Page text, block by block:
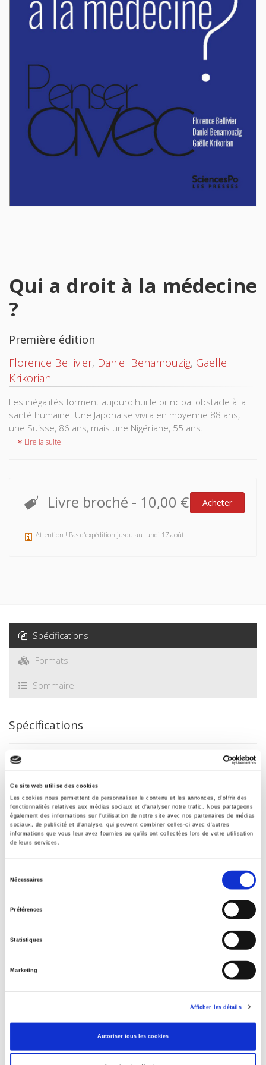
Ce site web utilise des cookies
Les cookies nous permettent de personnaliser le contenu et les annonces, d'offrir des
fonctionnalités relatives aux médias sociaux et d'analyser notre trafic. Nous partageons
également des informations sur l'utilisation de notre site avec nos partenaires de médias
sociaux, de publicité et d'analyse, qui peuvent combiner celles-ci avec d'autres
informations que vous leur avez fournies ou qu'ils ont collectées lors de votre utilisation
de leurs services.
Nécessaires
Préférences
Statistiques
Marketing
Afficher les détails
Autoriser tous les cookies
Qui a droit à la médecine
?
Première édition
Florence Bellivier, Daniel Benamouzig, Gaëlle
Krikorian
Les inégalités forment aujourd'hui le principal obstacle à la
santé humaine. Une Japonaise vivra en moyenne 88 ans,
une Suisse, 86 ans, mais une Nigériane, 55 ans.
Lire la suite
Livre broché - 10,00 € Acheter
Attention ! Pas d'expédition jusqu'au lundi 17 août
Spécifications
Formats
Sommaire
Spécifications
Éditeur
Presses de Sciences Po
Auteur
Florence Bellivier ,Daniel Benamouzig,Gaëlle Krikorian
Avant-propos de
Anna C. Zielinska
Langue
HEA000000 HEALTH & FITNESS > SOC000000 SOCIAL
BIC subject category (UK)
V Health & personal development > J Society & social
sciences